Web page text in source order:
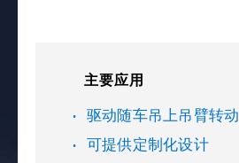
主要应用
驱动随车吊上吊臂转动
可提供定制化设计